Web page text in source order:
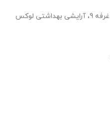
کرمانشاه، پاوه، نوسود بازارچه مرزی غرفه 9، آرایشی بهداشتی لوکس